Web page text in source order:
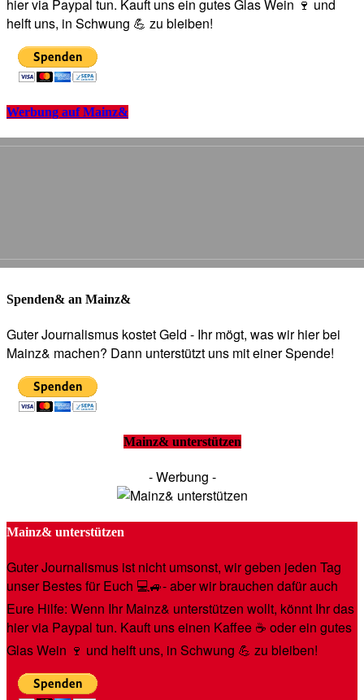
hier via Paypal tun. Kauft uns ein gutes Glas Wein 🍷 und
helft uns, in Schwung 💪 zu bleiben!
Werbung auf Mainz&
Spenden& an Mainz&
Guter Journalismus kostet Geld - Ihr mögt, was wir hier bei
Mainz& machen? Dann unterstützt uns mit einer Spende!
Mainz& unterstützen
- Werbung -
Mainz& unterstützen
Guter Journalismus ist nicht umsonst, wir geben jeden Tag
unser Bestes für Euch 💻🚙- aber wir brauchen dafür auch
Eure Hilfe: Wenn Ihr Mainz& unterstützen wollt, könnt Ihr das
hier via Paypal tun. Kauft uns einen Kaffee ☕️ oder ein gutes
Glas Wein 🍷 und helft uns, in Schwung 💪 zu bleiben!